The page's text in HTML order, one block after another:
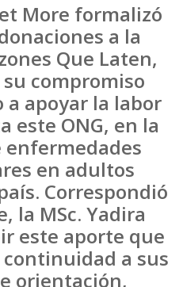
More formalizó
a la
Que Laten,
compromiso
apoyar la labor
este ONG, en la
enfermedades
en adultos
Correspondió
la MSc. Yadira
este aporte que
a sus
orientación,